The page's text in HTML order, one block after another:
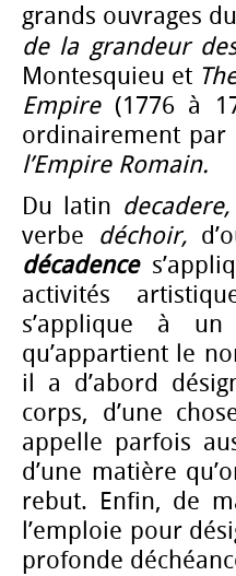
grands ouvrages
de la grandeur
Montesquieu et
Empire (1776 à
ordinairement par
l’Empire Romain.
Du latin decadere,
verbe déchoir,
décadence
activités
s’applique à
qu’appartient le
il a d’abord
corps, d’une
appelle parfois
d’une matière
rebut. Enfin, de
l’emploie pour
profonde